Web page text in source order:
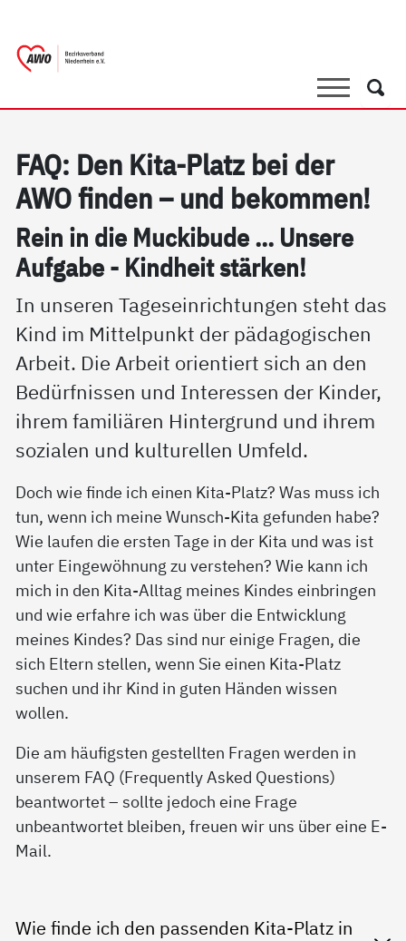
SucheSuche
FAQ: Den Ki­ta-Platz bei der
AWO fin­den – und be­kom­men!
Rein in die Mu­cki­bu­de ... Un­se­re
Auf­ga­be - Kind­heit stär­ken!
In unseren Tageseinrichtungen steht das
Kind im Mittelpunkt der pädagogischen
Arbeit. Die Arbeit orientiert sich an den
Bedürfnissen und Interessen der Kinder,
ihrem familiären Hintergrund und ihrem
sozialen und kulturellen Umfeld.
Doch wie finde ich einen Kita-Platz? Was muss ich
tun, wenn ich meine Wunsch-Kita gefunden habe?
Wie laufen die ersten Tage in der Kita und was ist
unter Eingewöhnung zu verstehen? Wie kann ich
mich in den Kita-Alltag meines Kindes einbringen
und wie erfahre ich was über die Entwicklung
meines Kindes? Das sind nur einige Fragen, die
sich Eltern stellen, wenn Sie einen Kita-Platz
suchen und ihr Kind in guten Händen wissen
wollen.
Die am häufigsten gestellten Fragen werden in
unserem FAQ (Frequently Asked Questions)
beantwortet – sollte jedoch eine Frage
unbeantwortet bleiben, freuen wir uns über eine E-
Mail.
Wie finde ich den passenden Kita-Platz in